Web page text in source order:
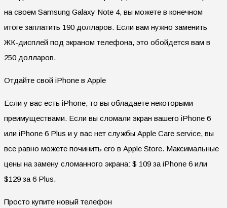
на своем Samsung Galaxy Note 4, вы можете в конечном
итоге заплатить 190 долларов. Если вам нужно заменить
ЖК-дисплей под экраном телефона, это обойдется вам в
250 долларов.
Отдайте свой iPhone в Apple
Если у вас есть iPhone, то вы обладаете некоторыми
преимуществами. Если вы сломали экран вашего iPhone 6
или iPhone 6 Plus и у вас нет службы Apple Care service, вы
все равно можете починить его в Apple Store. Максимальные
цены на замену сломанного экрана: $ 109 за iPhone 6 или
$129 за 6 Plus.
Просто купите новый телефон